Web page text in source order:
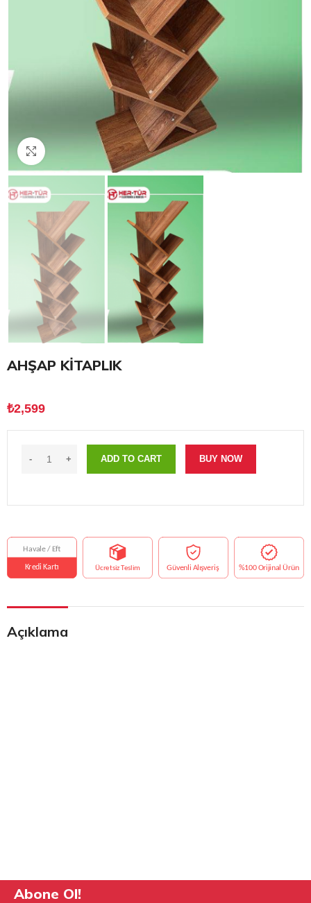
Click to enlarge
AHŞAP KİTAPLIK
₺2,599
ADD TO CART BUY NOW
Açıklama
Abone Ol!